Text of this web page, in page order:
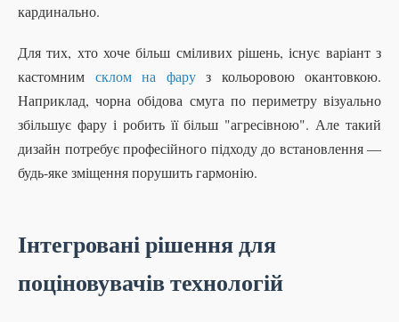
кардинально.
Для тих, хто хоче більш сміливих рішень, існує варіант з
кастомним склом на фаруз кольоровою окантовкою.
Наприклад, чорна обідова смуга по периметру візуально
збільшує фару і робить її більш "агресівною". Але такий
дизайн потребує професійного підходу до встановлення —
будь-яке зміщення порушить гармонію.
Інтегровані рішення для
поціновувачів технологій